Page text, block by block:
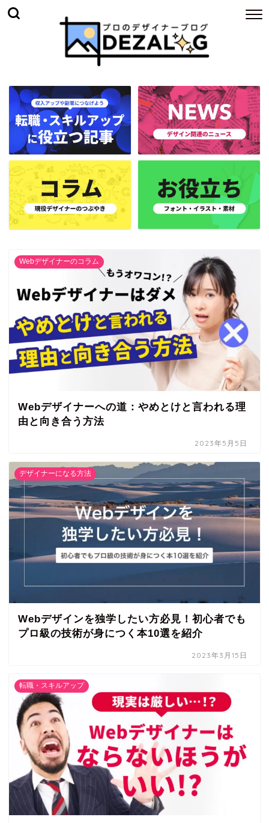
Webデザイナーのコラム
Webデザイナーへの道：やめとけと言われる理
由と向き合う方法
2023年5月5日
デザイナーになる方法
Webデザインを独学したい方必見！初心者でも
プロ級の技術が身につく本10選を紹介
2023年3月15日
転職・スキルアップ